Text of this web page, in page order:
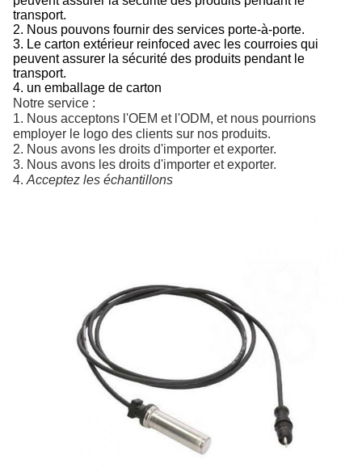
transport.
2. Nous pouvons fournir des services porte-à-porte.
3. Le carton extérieur reinfoced avec les courroies qui
peuvent assurer la sécurité des produits pendant le
transport.
4. un emballage de carton
Notre service :
1. Nous acceptons l'OEM et l'ODM, et nous pourrions
employer le logo des clients sur nos produits.
2. Nous avons les droits d'importer et exporter.
3. Nous avons les droits d'importer et exporter.
4. Acceptez les échantillons